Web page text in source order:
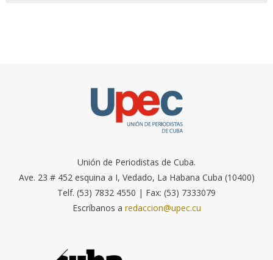
Unión de Periodistas de Cuba.
Ave. 23 # 452 esquina a I, Vedado, La Habana Cuba (10400)
Telf. (53) 7832 4550 | Fax: (53) 7333079
Escríbanos a redaccion@upec.cu